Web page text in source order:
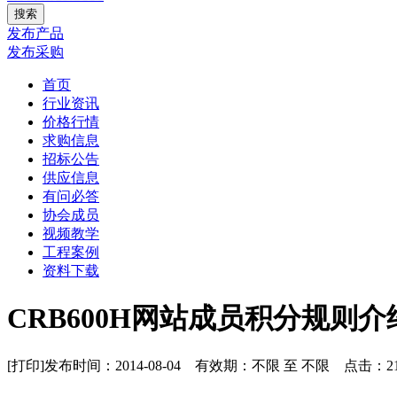
发布产品
发布采购
首页
行业资讯
价格行情
求购信息
招标公告
供应信息
有问必答
协会成员
视频教学
工程案例
资料下载
CRB600H网站成员积分规则介
[打印]发布时间：2014-08-04 有效期：不限 至 不限 点击：